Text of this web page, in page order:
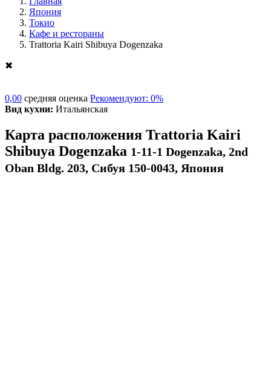
Япония
Токио
Кафе и рестораны
Trattoria Kairi Shibuya Dogenzaka
✖
0,00 средняя оценка Рекомендуют: 0%
Вид кухни: Итальянская
Карта расположения Trattoria Kairi
Shibuya Dogenzaka 1-11-1 Dogenzaka, 2nd
Oban Bldg. 203, Сибуя 150-0043, Япония